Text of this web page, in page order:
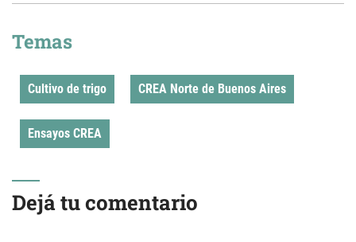
Temas
Cultivo de trigo CREA Norte de Buenos Aires
Ensayos CREA
Dejá tu comentario